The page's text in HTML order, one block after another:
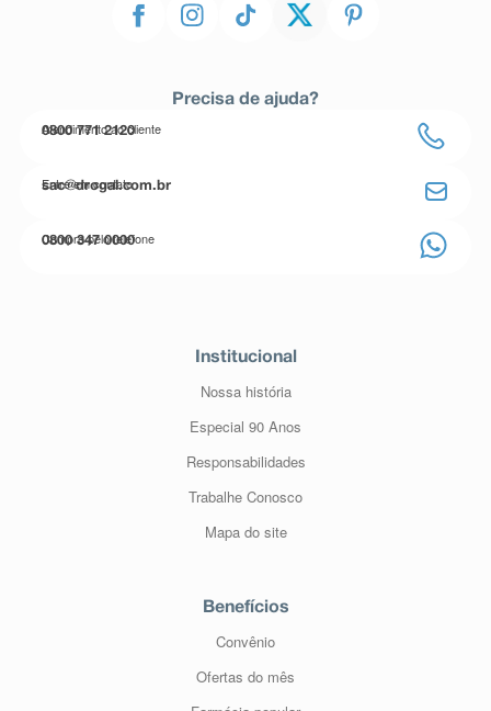
Precisa de ajuda?
Atendimento ao cliente
0800 771 2120
Entre em contato
sac@drogal.com.br
Compre pelo telefone
0800 347 0000
Institucional
Nossa história
Especial 90 Anos
Responsabilidades
Trabalhe Conosco
Mapa do site
Benefícios
Convênio
Ofertas do mês